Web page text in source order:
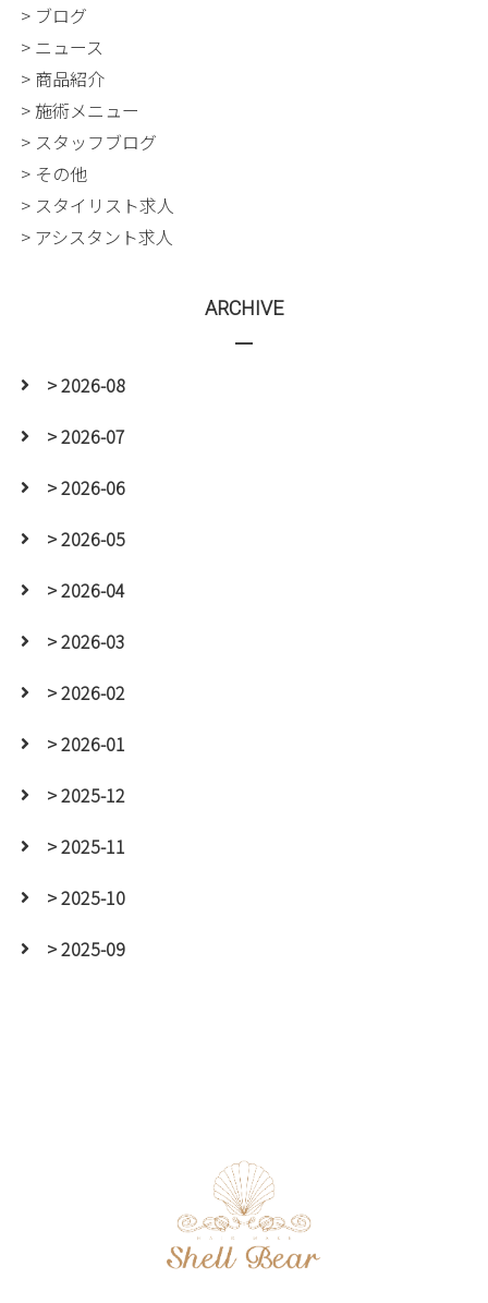
> ブログ
> ニュース
> 商品紹介
> 施術メニュー
> スタッフブログ
> その他
> スタイリスト求人
> アシスタント求人
ARCHIVE
> 2026-08
> 2026-07
> 2026-06
> 2026-05
> 2026-04
> 2026-03
> 2026-02
> 2026-01
> 2025-12
> 2025-11
> 2025-10
> 2025-09